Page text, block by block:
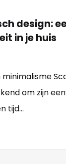
design:
in je huis
om zijn
tijd...